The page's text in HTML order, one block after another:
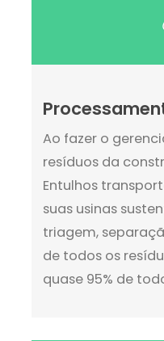
Ao fazer o
resíduos da
Entulhos
suas usinas
triagem,
de todos os
quase 95% de